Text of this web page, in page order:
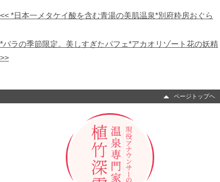
<< *日本一メタケイ酸を含む青湯の美肌温泉*別府粋房おぐら
*バラの季節限定。美しすぎたパフェ*アカオリゾート花の妖精
>>
ページトップヘ